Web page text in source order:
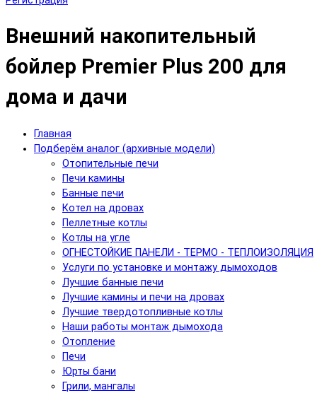
Внешний накопительный
бойлер Premier Plus 200 для
дома и дачи
Главная
Подберём аналог (архивные модели)
Отопительные печи
Печи камины
Банные печи
Котел на дровах
Пеллетные котлы
Котлы на угле
ОГНЕСТОЙКИЕ ПАНЕЛИ - ТЕРМО - ТЕПЛОИЗОЛЯЦИЯ
Услуги по установке и монтажу дымоходов
Лучшие банные печи
Лучшие камины и печи на дровах
Лучшие твердотопливные котлы
Наши работы монтаж дымохода
Отопление
Печи
Юрты бани
Грили, мангалы